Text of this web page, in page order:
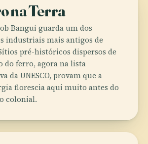
na Terra
Bangui guarda um dos
industriais mais antigos de
pré-históricos dispersos de
do ferro, agora na lista
da UNESCO, provam que a
florescia aqui muito antes do
colonial.